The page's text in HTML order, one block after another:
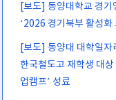
[보도] 동양대학교 경기
‘2026 경기북부 활성화
[보도] 동양대 대학일자
한국철도고 재학생 대상
업캠프’ 성료